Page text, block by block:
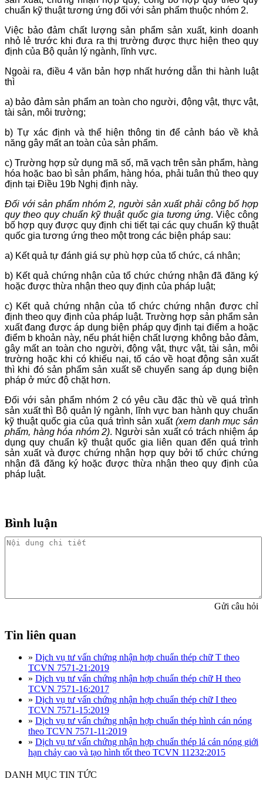
chuẩn kỹ thuật tương ứng đối với sản phẩm thuộc nhóm 2.
Việc bảo đảm chất lượng sản phẩm sản xuất, kinh doanh
nhỏ lẻ trước khi đưa ra thị trường được thực hiện theo quy
định của Bộ quản lý ngành, lĩnh vực.
Ngoài ra, điều 4 văn bản hợp nhất hướng dẫn thi hành luật
thì
a) bảo đảm sản phẩm an toàn cho người, động vật, thực vật,
tài sản, môi trường;
b) Tự xác định và thể hiện thông tin để cảnh báo về khả
năng gây mất an toàn của sản phẩm.
c) Trường hợp sử dụng mã số, mã vạch trên sản phẩm, hàng
hóa hoặc bao bì sản phẩm, hàng hóa, phải tuân thủ theo quy
định tại Điều 19b Nghị định này.
Đối với sản phẩm nhóm 2, người sản xuất phải công bố hợp
quy theo quy chuẩn kỹ thuật quốc gia tương ứng. Việc công
bố hợp quy được quy định chi tiết tại các quy chuẩn kỹ thuật
quốc gia tương ứng theo một trong các biện pháp sau:
a) Kết quả tự đánh giá sự phù hợp của tổ chức, cá nhân;
b) Kết quả chứng nhận của tổ chức chứng nhận đã đăng ký
hoặc được thừa nhận theo quy định của pháp luật;
c) Kết quả chứng nhận của tổ chức chứng nhận được chỉ
định theo quy định của pháp luật. Trường hợp sản phẩm sản
xuất đang được áp dụng biện pháp quy định tại điểm a hoặc
điểm b khoản này, nếu phát hiện chất lượng không bảo đảm,
gây mất an toàn cho người, động vật, thực vật, tài sản, môi
trường hoặc khi có khiếu nại, tố cáo về hoạt động sản xuất
thì khi đó sản phẩm sản xuất sẽ chuyển sang áp dụng biện
pháp ở mức độ chặt hơn.
Đối với sản phẩm nhóm 2 có yêu cầu đặc thù về quá trình
sản xuất thì Bộ quản lý ngành, lĩnh vực ban hành quy chuẩn
kỹ thuật quốc gia của quá trình sản xuất (xem danh mục sản
phẩm, hàng hóa nhóm 2). Người sản xuất có trách nhiệm áp
dụng quy chuẩn kỹ thuật quốc gia liên quan đến quá trình
sản xuất và được chứng nhận hợp quy bởi tổ chức chứng
nhận đã đăng ký hoặc được thừa nhận theo quy định của
pháp luật.
Bình luận
Gửi câu hỏi
Tin liên quan
» Dịch vụ tư vấn chứng nhận hợp chuẩn thép chữ T theo
TCVN 7571-21:2019
» Dịch vụ tư vấn chứng nhận hợp chuẩn thép chữ H theo
TCVN 7571-16:2017
» Dịch vụ tư vấn chứng nhận hợp chuẩn thép chữ I theo
TCVN 7571-15:2019
» Dịch vụ tư vấn chứng nhận hợp chuẩn thép hình cán nóng
theo TCVN 7571-11:2019
» Dịch vụ tư vấn chứng nhận hợp chuẩn thép lá cán nóng giới
hạn chảy cao và tạo hình tốt theo TCVN 11232:2015
DANH MỤC TIN TỨC